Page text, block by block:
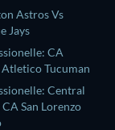
Astros Vs
Jays
CA
Tucuman
Central
San Lorenzo